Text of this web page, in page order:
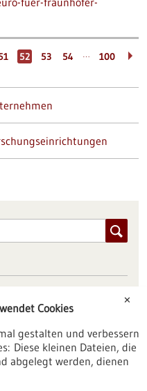
52 53 54 … 100
✕
Cookies
gestalten und verbessern
Diese kleinen Dateien, die
abgelegt werden, dienen